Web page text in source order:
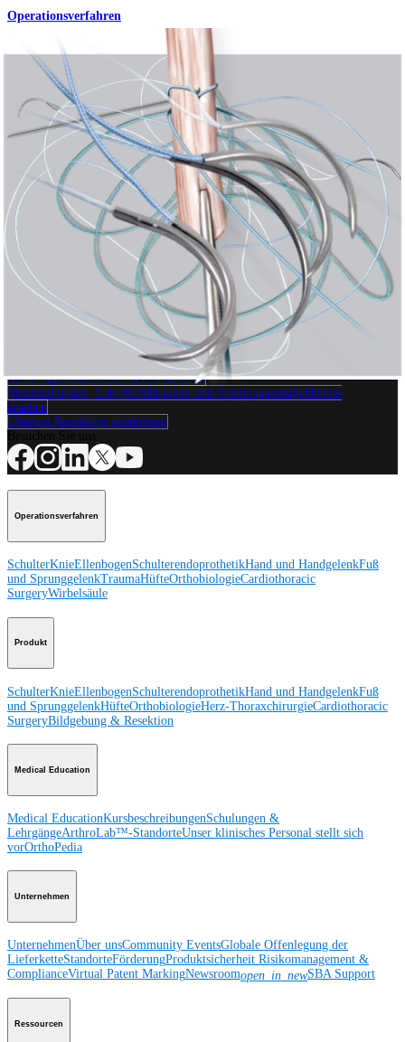
Operationsverfahren
Schulter
Fadenstärke # 4-0
Produkt
Schulter
Konische Nadeln
Wie können wir Ihnen helfen?
Medizinproduktberater:in kontaktieren
Veranstaltungen, Lab-Vorführungen und Schulungsmöglichkeiten
ansehen
Unseren Newsletter abonnieren
Operationsverfahren
SchulterKnieEllenbogenSchulterendoprothetikHand und HandgelenkFuß
und SprunggelenkTraumaHüfteOrthobiologieCardiothoracic
SurgeryWirbelsäule
Produkt
SchulterKnieEllenbogenSchulterendoprothetikHand und HandgelenkFuß
und SprunggelenkHüfteOrthobiologieHerz-ThoraxchirurgieCardiothoracic
SurgeryBildgebung & Resektion
Medical Education
Medical EducationKursbeschreibungenSchulungen &
LehrgängeArthroLab™-StandorteUnser klinisches Personal stellt sich
vorOrthoPedia
Unternehmen
UnternehmenÜber unsCommunity EventsGlobale Offenlegung der
LieferketteStandorteFörderungProduktsicherheit Risikomanagement &
ComplianceVirtual Patent MarkingNewsroomopen_in_newSBA Support
Ressourcen